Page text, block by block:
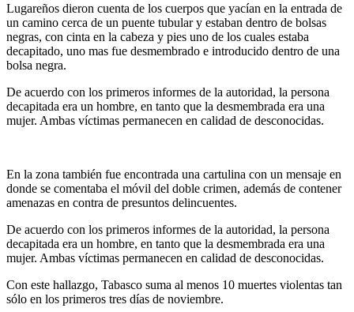
Lugareños dieron cuenta de los cuerpos que yacían en la entrada de
un camino cerca de un puente tubular y estaban dentro de bolsas
negras, con cinta en la cabeza y pies uno de los cuales estaba
decapitado, uno mas fue desmembrado e introducido dentro de una
bolsa negra.
De acuerdo con los primeros informes de la autoridad, la persona
decapitada era un hombre, en tanto que la desmembrada era una
mujer. Ambas víctimas permanecen en calidad de desconocidas.
En la zona también fue encontrada una cartulina con un mensaje en
donde se comentaba el móvil del doble crimen, además de contener
amenazas en contra de presuntos delincuentes.
De acuerdo con los primeros informes de la autoridad, la persona
decapitada era un hombre, en tanto que la desmembrada era una
mujer. Ambas víctimas permanecen en calidad de desconocidas.
Con este hallazgo, Tabasco suma al menos 10 muertes violentas tan
sólo en los primeros tres días de noviembre.